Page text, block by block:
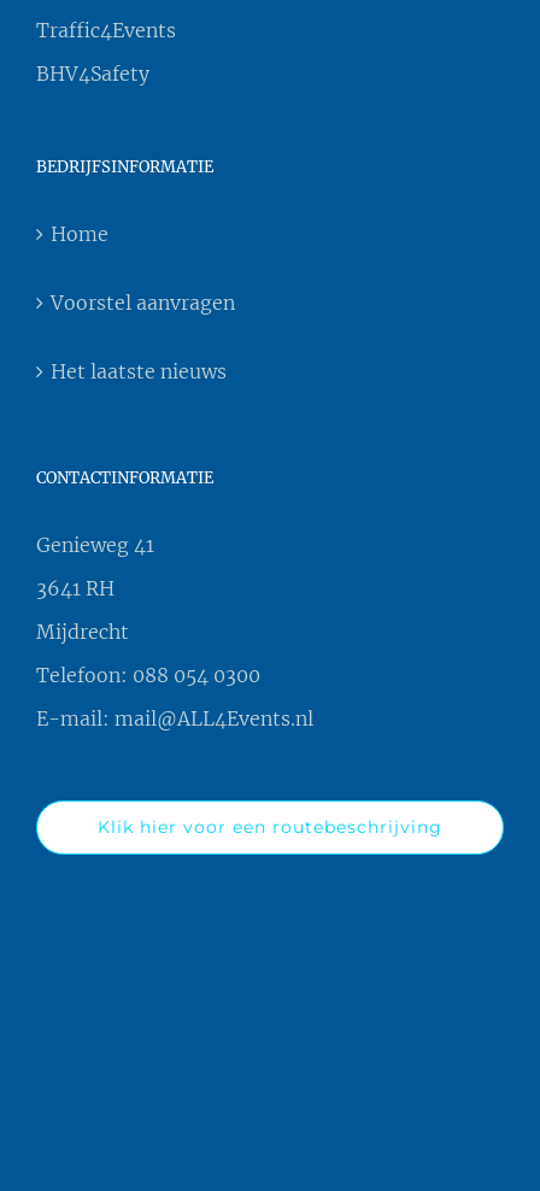
Traffic4Events
BHV4Safety
BEDRIJFSINFORMATIE
Home
Voorstel aanvragen
Het laatste nieuws
CONTACTINFORMATIE
Genieweg 41
3641 RH
Mijdrecht
Telefoon: 088 054 0300
E-mail: mail@ALL4Events.nl
Klik hier voor een routebeschrijving